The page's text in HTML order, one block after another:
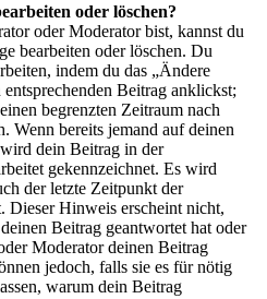
oder löschen?
oder Moderator bist, kannst du
bearbeiten oder löschen. Du
indem du das „Ändere
Beitrag anklickst;
begrenzten Zeitraum nach
Wenn bereits jemand auf deinen
dein Beitrag in der
gekennzeichnet. Es wird
der letzte Zeitpunkt der
Dieser Hinweis erscheint nicht,
Beitrag geantwortet hat oder
Moderator deinen Beitrag
jedoch, falls sie es für nötig
warum dein Beitrag